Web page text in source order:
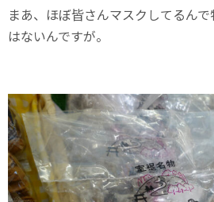
まあ、ほぼ皆さんマスクしてるん
はないんですが。